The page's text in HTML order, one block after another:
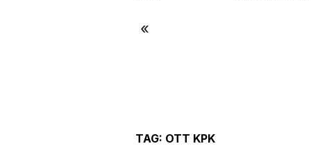
«
TAG: OTT KPK